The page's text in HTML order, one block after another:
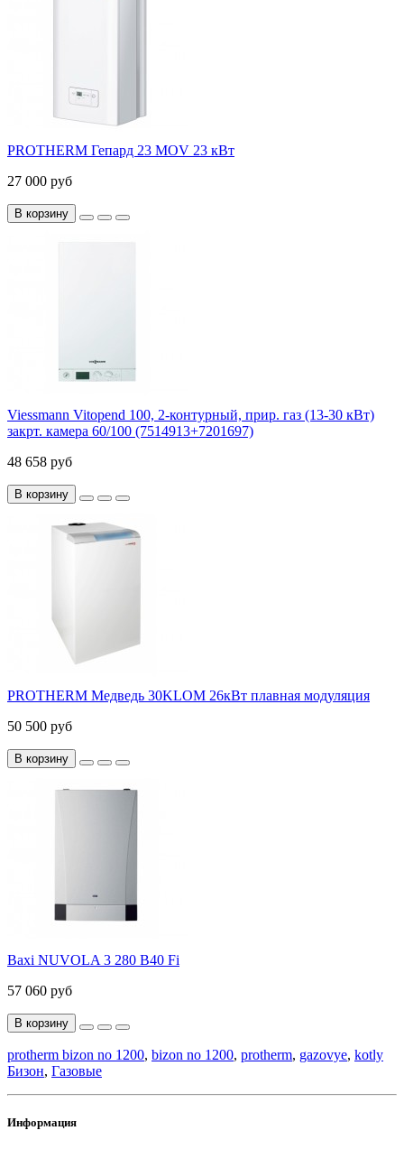
PROTHERM Гепард 23 MOV 23 кВт
27 000 руб
В корзину
Viessmann Vitopend 100, 2-контурный, прир. газ (13-30 кВт)
закрт. камера 60/100 (7514913+7201697)
48 658 руб
В корзину
PROTHERM Медведь 30KLOM 26кВт плавная модуляция
50 500 руб
В корзину
Baxi NUVOLA 3 280 B40 Fi
57 060 руб
В корзину
protherm bizon no 1200, bizon no 1200, protherm, gazovye, kotly
Бизон, Газовые
Информация